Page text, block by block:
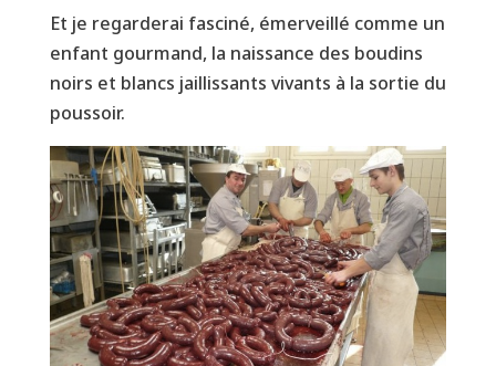
Et je regarderai fasciné, émerveillé comme un
enfant gourmand, la naissance des boudins
noirs et blancs jaillissants vivants à la sortie du
poussoir.